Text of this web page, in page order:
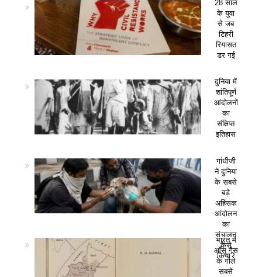
28 साल
के युवा
से जब
टिहरी
रियासत
डर गई
दुनिया में
शांतिपूर्ण
आंदोलनों
का
संक्षिप्त
इतिहास
गांधीजी
ने दुनिया
के सबसे
बड़े
अहिंसक
आंदोलन
का
संचालन
कैसे
किया?
भारत में
आँसू गैस
के गोले
सबसे